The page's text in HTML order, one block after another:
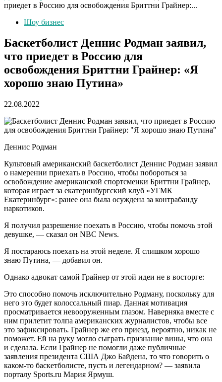
приедет в Россию для освобождения Бриттни Грайнер:...
Шоу бизнес
Баскетболист Деннис Родман заявил,
что приедет в Россию для
освобождения Бриттни Грайнер: «Я
хорошо знаю Путина»
22.08.2022
Деннис Родман
Культовый американский баскетболист Деннис Родман заявил
о намерении приехать в Россию, чтобы побороться за
освобождение американской спортсменки Бриттни Грайнер,
которая играет за екатеринбургский клуб «УГМК
Екатеринбург»: ранее она была осуждена за контрабанду
наркотиков.
Я получил разрешение поехать в Россию, чтобы помочь этой
девушке, — сказал он NBC News.
Я постараюсь поехать на этой неделе. Я слишком хорошо
знаю Путина, — добавил он.
Однако адвокат самой Грайнер от этой идеи не в восторге:
Это способно помочь исключительно Родману, поскольку для
него это будет колоссальный пиар. Данная мотивация
просматривается невооруженным глазом. Наверняка вместе с
ним прилетит толпа американских журналистов, чтобы все
это зафиксировать. Грайнер же его приезд, вероятно, никак не
поможет. Ей на руку могло сыграть признание вины, что она
и сделала. Если Грайнер не помогли даже публичные
заявления президента США Джо Байдена, то что говорить о
каком-то баскетболисте, пусть и легендарном? — заявила
порталу Sports.ru Мария Ярмуш.